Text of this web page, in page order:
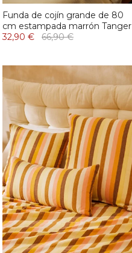
Funda de cojín grande de 80
cm estampada marrón Tanger
32,90 €
66,90 €